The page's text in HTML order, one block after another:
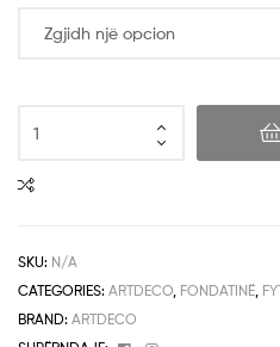
SKU: N/A
CATEGORIES: ARTDECO FONDATINË
BRAND: ARTDECO